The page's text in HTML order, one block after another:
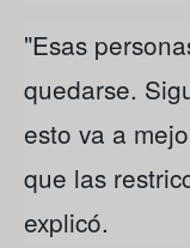
"Esas
quedarse.
esto va a
que las
explicó.